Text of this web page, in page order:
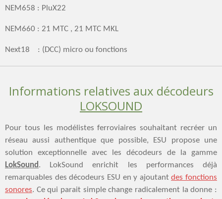
NEM658 : PluX22
NEM660 : 21 MTC , 21 MTC MKL
Next18 : (DCC) micro ou fonctions
Informations relatives aux décodeurs
LOKSOUND
Pour tous les modélistes ferroviaires souhaitant recréer un
réseau aussi authentique que possible, ESU propose une
solution exceptionnelle avec les décodeurs de la gamme
LokSound. LokSound enrichit les performances déjà
remarquables des décodeurs ESU en y ajoutantdes fonctions
sonores. Ce qui parait simple change radicalement la donne :